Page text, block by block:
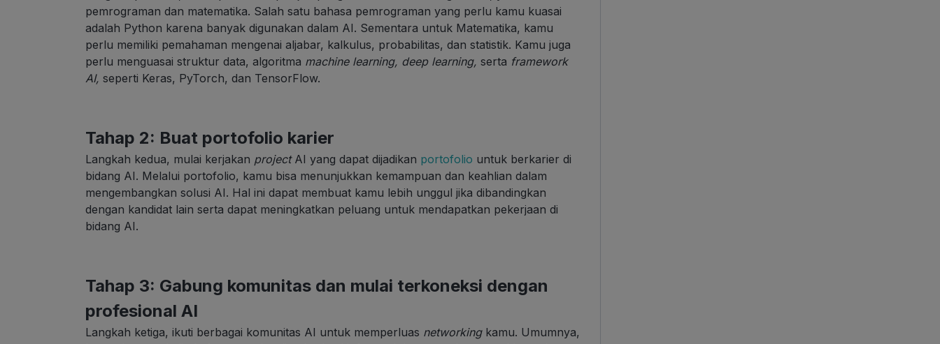
pemrograman dan matematika. Salah satu bahasa pemrograman yang perlu kamu kuasai
adalah Python karena banyak digunakan dalam AI. Sementara untuk Matematika, kamu
perlu memiliki pemahaman mengenai aljabar, kalkulus, probabilitas, dan statistik. Kamu juga
perlu menguasai struktur data, algoritma machine learning, deep learning, serta framework
AI, seperti Keras, PyTorch, dan TensorFlow.
Tahap 2: Buat portofolio karier
Langkah kedua, mulai kerjakan project AI yang dapat dijadikan portofolio untuk berkarier di
bidang AI. Melalui portofolio, kamu bisa menunjukkan kemampuan dan keahlian dalam
mengembangkan solusi AI. Hal ini dapat membuat kamu lebih unggul jika dibandingkan
dengan kandidat lain serta dapat meningkatkan peluang untuk mendapatkan pekerjaan di
bidang AI.
Tahap 3: Gabung komunitas dan mulai terkoneksi dengan
profesional AI
Langkah ketiga, ikuti berbagai komunitas AI untuk memperluas networking kamu. Umumnya,